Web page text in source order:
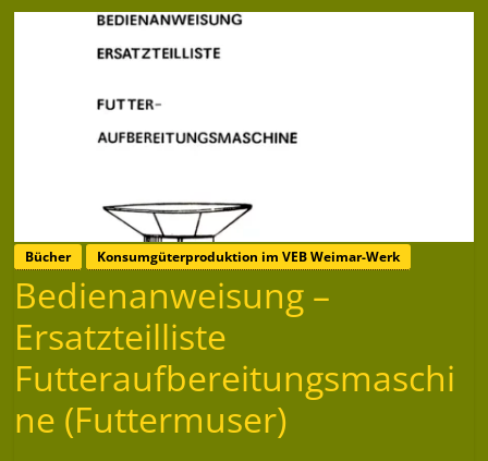
Bücher Konsumgüterproduktion im VEB Weimar-Werk
Bedienanweisung –
Ersatzteilliste
Futteraufbereitungsmaschi
ne (Futtermuser)